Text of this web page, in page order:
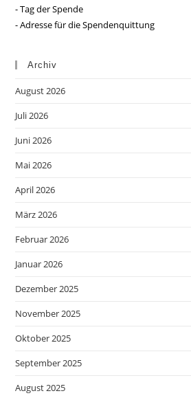
- Tag der Spende
- Adresse für die Spendenquittung
Archiv
August 2026
Juli 2026
Juni 2026
Mai 2026
April 2026
März 2026
Februar 2026
Januar 2026
Dezember 2025
November 2025
Oktober 2025
September 2025
August 2025